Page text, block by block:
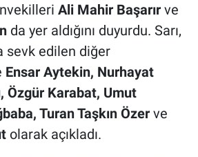
Ali Mahir Başarır ve
da yer aldığını duyurdu. Sarı,
sevk edilen diğer
Ensar Aytekin, Nurhayat
Özgür Karabat, Umut
Turan Taşkın Özer ve
olarak açıkladı.